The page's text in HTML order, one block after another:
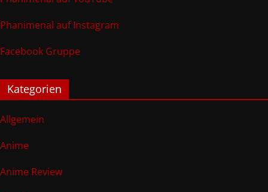
Phanimenal auf Instagram
Facebook Gruppe
Kategorien
Allgemein
Anime
Anime Review